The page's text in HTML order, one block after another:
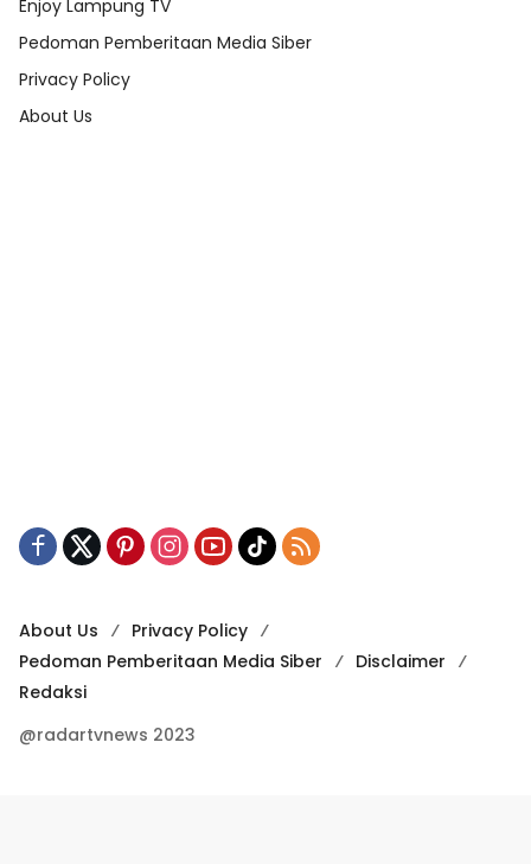
Enjoy Lampung TV
Pedoman Pemberitaan Media Siber
Privacy Policy
About Us
About Us
Privacy Policy
Pedoman Pemberitaan Media Siber
Disclaimer
Redaksi
@radartvnews 2023